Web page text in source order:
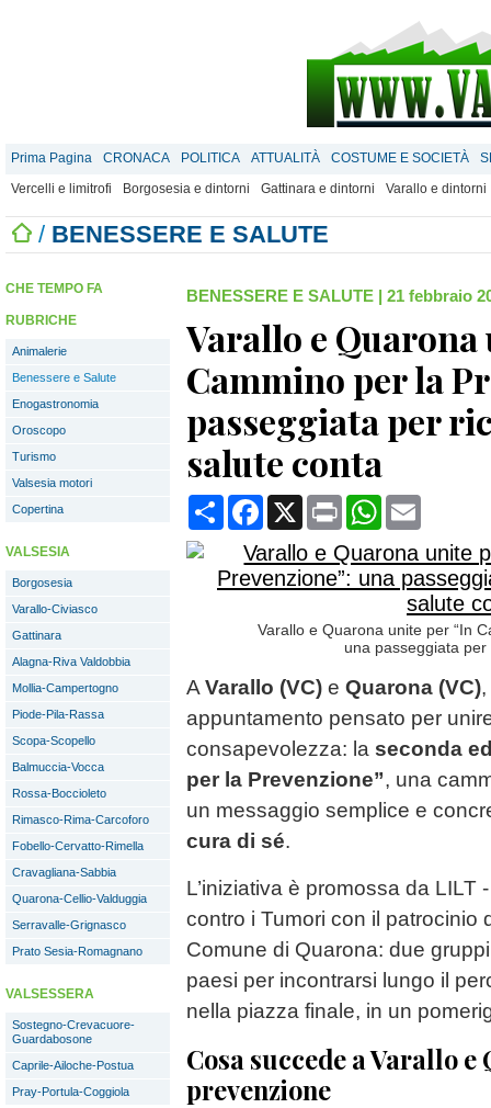
Prima Pagina CRONACA POLITICA ATTUALITÀ COSTUME E SOCIETÀ
Vercelli e limitrofi
Borgosesia e dintorni Gattinara e dintorni Varallo e dintorni
/ BENESSERE E SALUTE
CHE TEMPO FA
RUBRICHE
Animalerie
Benessere e Salute
Enogastronomia
Oroscopo
Turismo
Valsesia motori
Copertina
VALSESIA
Borgosesia
Varallo-Civiasco
Gattinara
Alagna-Riva Valdobbia
Mollia-Campertogno
Piode-Pila-Rassa
Scopa-Scopello
Balmuccia-Vocca
Rossa-Boccioleto
Rimasco-Rima-Carcoforo
Fobello-Cervatto-Rimella
Cravagliana-Sabbia
Quarona-Cellio-Valduggia
Serravalle-Grignasco
Prato Sesia-Romagnano
VALSESSERA
Sostegno-Crevacuore-
Guardabosone
Caprile-Ailoche-Postua
Pray-Portula-Coggiola
BENESSERE E SALUTE | 21 febbraio
Varallo e
Cammino per la
passeggiata per
salute conta
CondividiFacebook
X Print WhatsApp
Varallo e Quarona unite per “In
una passeggiata
A Varallo (VC) e Quarona (VC)
appuntamento pensato per
consapevolezza: la seconda
per la Prevenzione”, una
un messaggio semplice e
cura di sé.
L’iniziativa è promossa da LILT
contro i Tumori con il patrocinio
Comune di Quarona: due
paesi per incontrarsi lungo il
nella piazza finale, in un
Cosa succede a Varallo
prevenzione